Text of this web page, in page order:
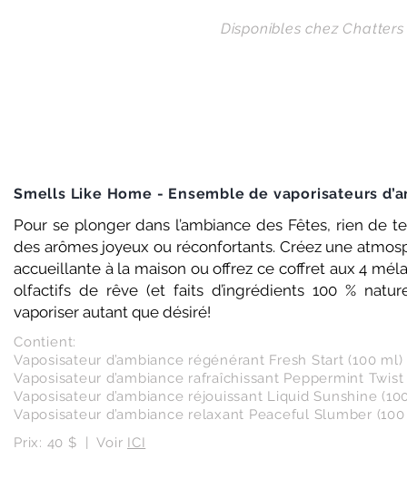
Disponibles chez
Smells Like Home - Ensemble de vaporisateurs
Pour se plonger dans l’ambiance des Fêtes, rien de
des arômes joyeux ou réconfortants. Créez une
accueillante à la maison ou offrez ce coffret aux 4
olfactifs de rêve (et faits d’ingrédients 100 %
vaporiser autant que désiré!
Contient:
Vaposisateur d’ambiance régénérant Fresh Start (100 ml)
Vaposisateur d’ambiance rafraîchissant Peppermint Twist
Vaposisateur d’ambiance réjouissant Liquid Sunshine
Vaposisateur d’ambiance relaxant Peaceful Slumber
Prix: 40 $ | Voir ICI